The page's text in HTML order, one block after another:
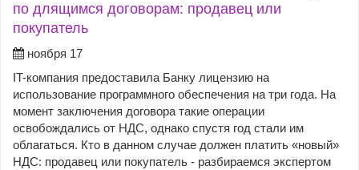
по длящимся договорам: продавец или
покупатель
ноября 17
IT-компания предоставила Банку лицензию на
использование программного обеспечения на три года. На
момент заключения договора такие операции
освобождались от НДС, однако спустя год стали им
облагаться. Кто в данном случае должен платить «новый»
НДС: продавец или покупатель - разбираемся экспертом